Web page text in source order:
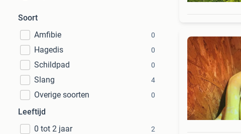
Soort
Amfibie
0
Hagedis 0
Schildpad 0
Slang 4
Overige soorten 0
Leeftijd
0 tot 2 jaar
2